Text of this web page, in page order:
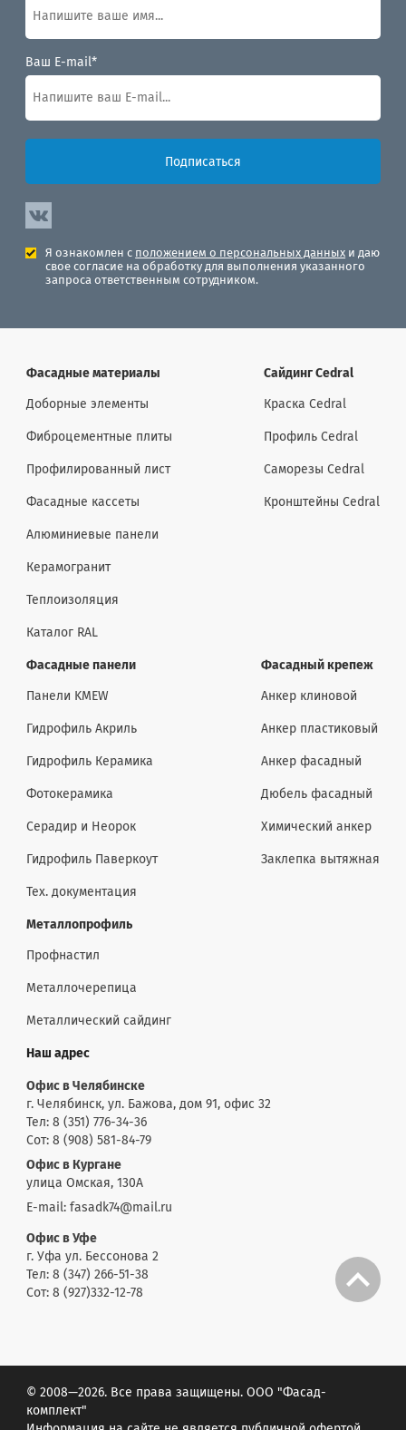
Ваш E-mail*
Подписаться
Я ознакомлен с положением о персональных данных и даю
свое согласие на обработку для выполнения указанного
запроса ответственным сотрудником.
Фасадные материалы
Доборные элементы
Фиброцементные плиты
Профилированный лист
Фасадные кассеты
Алюминиевые панели
Керамогранит
Теплоизоляция
Каталог RAL
Сайдинг Cedral
Краска Cedral
Профиль Cedral
Саморезы Cedral
Кронштейны Cedral
Фасадные панели
Панели KMEW
Гидрофиль Акриль
Гидрофиль Керамика
Фотокерамика
Серадир и Неорок
Гидрофиль Паверкоут
Тех. документация
Фасадный крепеж
Анкер клиновой
Анкер пластиковый
Анкер фасадный
Дюбель фасадный
Химический анкер
Заклепка вытяжная
Металлопрофиль
Профнастил
Металлочерепица
Металлический сайдинг
Наш адрес
Офис в Челябинске
г. Челябинск, ул. Бажова, дом 91, офис 32
Тел: 8 (351) 776-34-36
Сот: 8 (908) 581-84-79
Офис в Кургане
улица Омская, 130А
Офис в Уфе
г. Уфа ул. Бессонова 2
Тел: 8 (347) 266-51-38
Сот: 8 (927)332-12-78
E-mail: fasadk74@mail.ru
© 2008—2026. Все права защищены. ООО "Фасад-
комплект"